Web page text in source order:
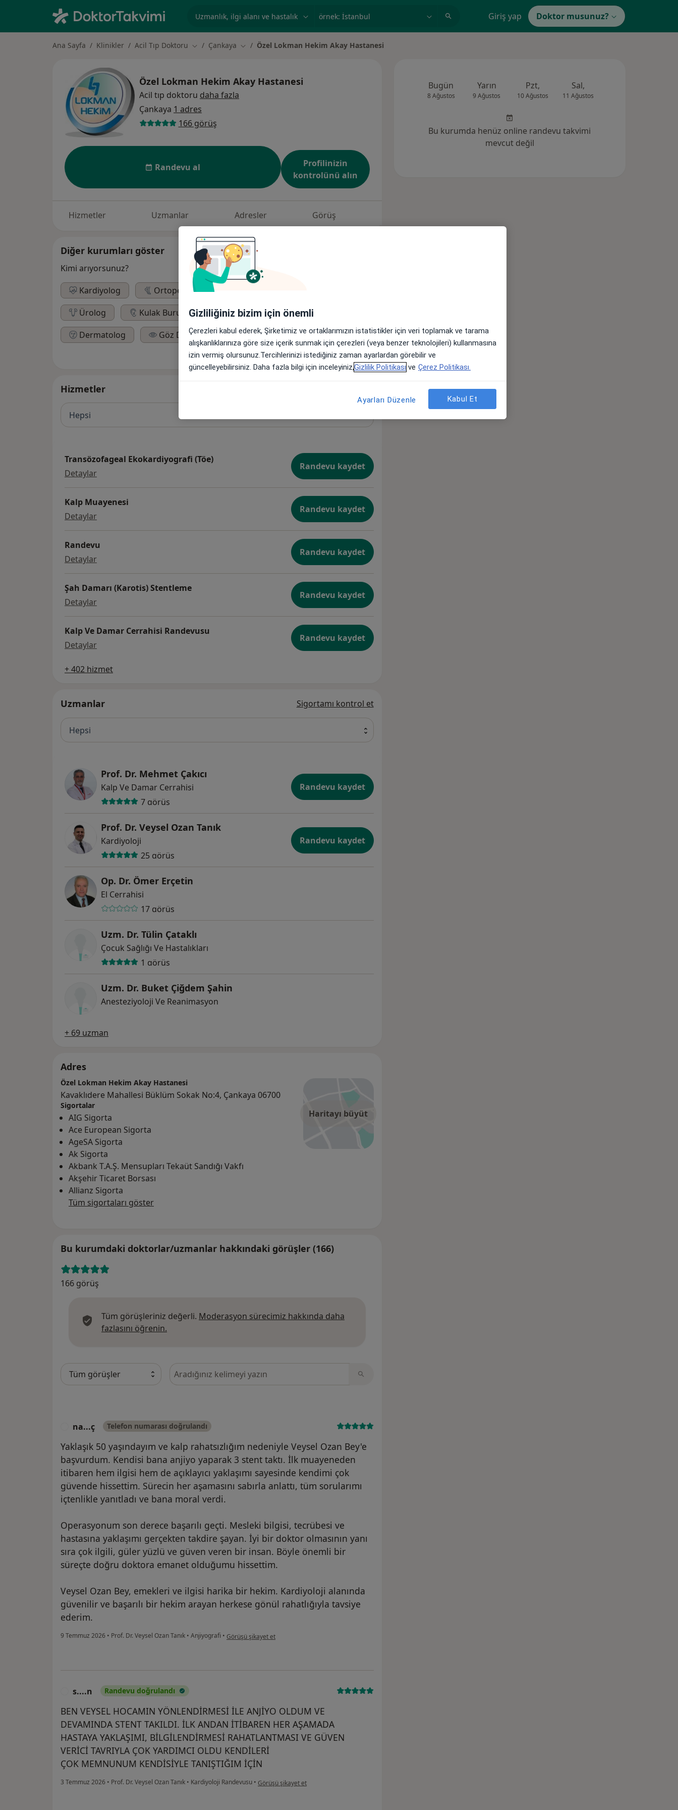
örnek: İstanbul Giriş yap Doktor musunuz?
Ana Sayfa Klinikler Acil Tıp Doktoru Şehir değiştir
Çankaya Şehir değiştir
Özel Lokman Hekim Akay Hastanesi
Özel Lokman Hekim Akay Hastanesi
Acil tıp doktoru daha fazla
Çankaya 1 adres
166 görüş
Randevu al
Profilinizin
kontrolünü alın
Hizmetler Uzmanlar Adresler Görüş
Diğer kurumları göster
Kimi arıyorsunuz?
Kardiyolog
Ortopedist
Ürolog
Kulak Burun Boğaz Uzmanı
Nörolog
Dermatolog
Göz Doktoru
Psikiyatrist
Başka bir uzmanlık arayın
Hizmetler
Hepsi
Transözofageal Ekokardiyografi (Töe)
DetaylarTransözofageal Ekokardiyografi (Töe)
Randevu kaydet
Kalp Muayenesi
DetaylarKalp Muayenesi
Randevu kaydet
Randevu
DetaylarRandevu
Randevu kaydet
Şah Damarı (Karotis) Stentleme
DetaylarŞah Damarı (Karotis) Stentleme
Randevu kaydet
Kalp Ve Damar Cerrahisi Randevusu
DetaylarKalp Ve Damar Cerrahisi Randevusu
Randevu kaydet
+ 402 hizmet
Uzmanlar Sigortamı kontrol et
Hepsi
Prof. Dr. Mehmet Çakıcı
Kalp Ve Damar Cerrahisi
7 görüş
Randevu kaydet
Prof. Dr. Veysel Ozan Tanık
Kardiyoloji
25 görüş
Randevu kaydet
Op. Dr. Ömer Erçetin
El Cerrahisi
17 görüş
Uzm. Dr. Tülin Çataklı
Çocuk Sağlığı Ve Hastalıkları
1 görüş
Uzm. Dr. Buket Çiğdem Şahin
Anesteziyoloji Ve Reanimasyon
+ 69 uzman
Adres
Haritayı büyüt
Özel Lokman Hekim Akay Hastanesi
Kavaklıdere Mahallesi Büklüm Sokak No:4, Çankaya 06700
Sigortalar
AIG Sigorta
Ace European Sigorta
AgeSA Sigorta
Ak Sigorta
Akbank T.A.Ş. Mensupları Tekaüt Sandığı Vakfı
Akşehir Ticaret Borsası
Allianz Sigorta
Tüm sigortaları göster
Bu kurumdaki doktorlar/uzmanlar hakkındaki görüşler (166)
166 görüş
Tüm görüşleriniz değerli. Moderasyon sürecimiz hakkında daha
fazlasını öğrenin.
Görüşler içerisinde ara
na...ç Telefon numarası doğrulandı
Yaklaşık 50 yaşındayım ve kalp rahatsızlığım nedeniyle Veysel Ozan Bey'e
başvurdum. Kendisi bana anjiyo yaparak 3 stent taktı. İlk muayeneden
itibaren hem ilgisi hem de açıklayıcı yaklaşımı sayesinde kendimi çok
güvende hissettim. Sürecin her aşamasını sabırla anlattı, tüm sorularımı
içtenlikle yanıtladı ve bana moral verdi.
Operasyonum son derece başarılı geçti. Mesleki bilgisi, tecrübesi ve
hastasına yaklaşımı gerçekten takdire şayan. İyi bir doktor olmasının yanı
sıra çok ilgili, güler yüzlü ve güven veren bir insan. Böyle önemli bir
süreçte doğru doktora emanet olduğumu hissettim.
Veysel Ozan Bey, emekleri ve ilgisi harika bir hekim. Kardiyoloji alanında
güvenilir ve başarılı bir hekim arayan herkese gönül rahatlığıyla tavsiye
ederim.
9 Temmuz 2026 • Prof. Dr. Veysel Ozan Tanık • Anjiyografi • kullanıcının görüşüne göre na...ç
Görüşü şikayet et
s....n Randevu doğrulandı
BEN VEYSEL HOCAMIN YÖNLENDİRMESİ İLE ANJİYO OLDUM VE
DEVAMINDA STENT TAKILDI. İLK ANDAN İTİBAREN HER AŞAMADA
HASTAYA YAKLAŞIMI, BİLGİLENDİRMESİ RAHATLANTMASI VE GÜVEN
VERİCİ TAVRIYLA ÇOK YARDIMCI OLDU KENDİLERİ
ÇOK MEMNUNUM KENDİSİYLE TANIŞTIĞIM İÇİN
3 Temmuz 2026 • Prof. Dr. Veysel Ozan Tanık • Kardiyoloji Randevusu • kullanıcının görüşüne göre s....n
Görüşü şikayet et
Bugün
8 Ağustos
Yarın
9 Ağustos
Pzt,
10 Ağustos
Sal,
11 Ağustos
Bu kurumda henüz online randevu takvimi
mevcut değil
Gizliliğiniz bizim için önemli
Çerezleri kabul ederek, Şirketimiz ve ortaklarımızın istatistikler için veri toplamak ve tarama
alışkanlıklarınıza göre size içerik sunmak için çerezleri (veya benzer teknolojileri) kullanmasına
izin vermiş olursunuz.Tercihlerinizi istediğiniz zaman ayarlardan görebilir ve
güncelleyebilirsiniz. Daha fazla bilgi için inceleyiniz,Gizlilik Politikası ve Çerez Politikası.
Ayarları Düzenle Kabul Et